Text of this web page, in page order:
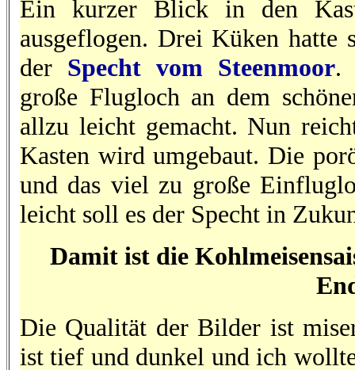
Ein kurzer Blick in den
ausgeflogen. Drei Küken hatte
der Specht vom Steenmoor.
große Flugloch an dem
allzu leicht gemacht. Nun
Kasten wird umgebaut. Die
und das viel zu große
leicht soll es der Specht in
Damit ist die
Die Qualität der Bilder ist
ist tief und dunkel und ich